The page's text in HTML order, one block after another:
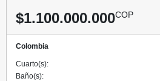
$1.100.000.000COP
Colombia
Cuarto(s):
Baño(s):